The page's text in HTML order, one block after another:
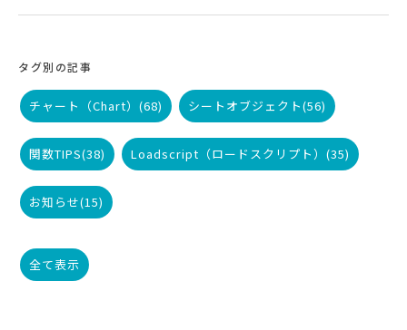
タグ別の記事
チャート（Chart） (68) シートオブジェクト(56)
関数TIPS(38) Loadscript（ロードスクリプト） (35)
お知らせ(15)
全て表示